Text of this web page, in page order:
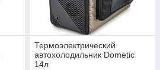
Термоэлектрический
автохолодильник Dometic
14л